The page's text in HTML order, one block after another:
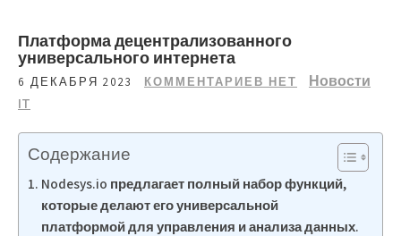
Платформа децентрализованного
универсального интернета
6 ДЕКАБРЯ 2023 КОММЕНТАРИЕВ НЕТ
Новости
IT
Содержание
Nodesys.io предлагает полный набор функций,
которые делают его универсальной
платформой для управления и анализа данных.